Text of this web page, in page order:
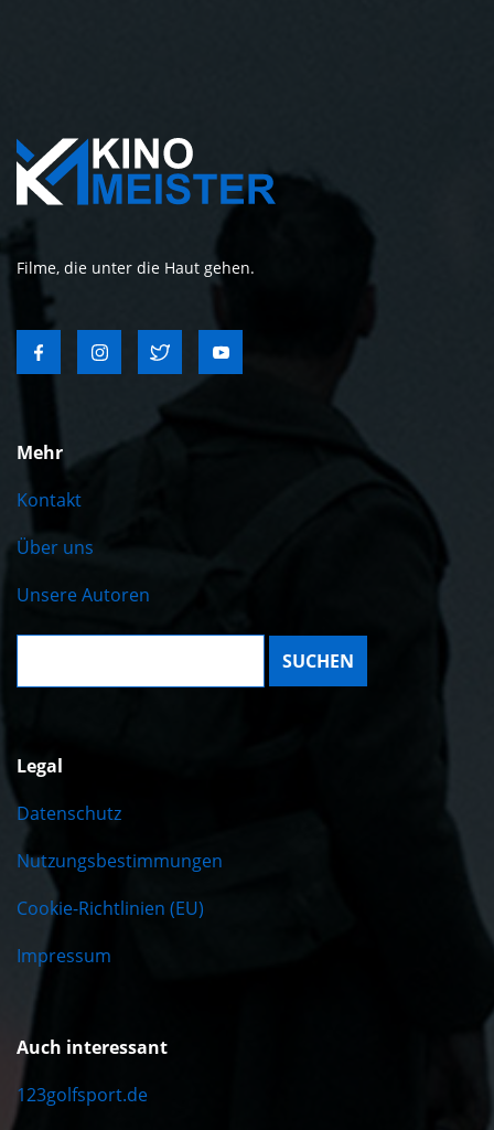
Filme, die unter die Haut gehen.
Mehr
Kontakt
Über uns
Unsere Autoren
Suche:
Legal
Datenschutz
Nutzungsbestimmungen
Cookie-Richtlinien (EU)
Impressum
Auch interessant
123golfsport.de